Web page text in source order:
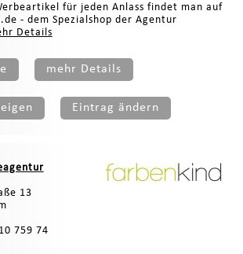
für jeden Anlass findet man auf
- dem Spezialshop der Agentur
Details
mehr Details
Eintrag ändern
13
759 74